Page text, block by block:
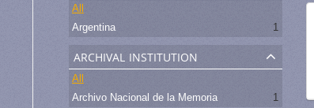
All
Argentina
1
archival institution
All
Archivo Nacional de la Memoria
1